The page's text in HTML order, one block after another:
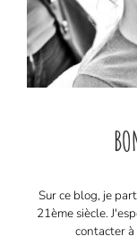
Sur ce blog, je
21ème siècle.
contacter